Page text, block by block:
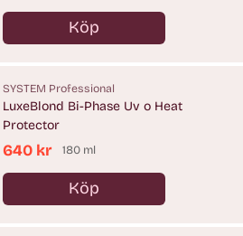
pris
Köp
Antal
SYSTEM Professional
LuxeBlond Bi-Phase Uv o Heat
Protector
640 kr 180 ml
Köp
Antal